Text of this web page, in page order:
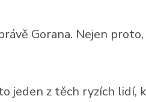
Gorana. Nejen
jeden z těch ryzích lidí,